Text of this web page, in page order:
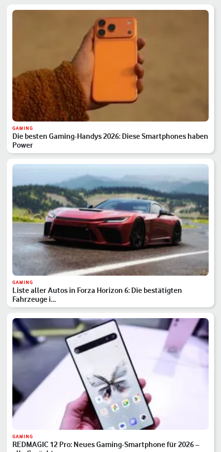
GAMING
Die besten Gaming-Handys 2026: Diese Smartphones haben
Power
GAMING
Liste aller Autos in Forza Horizon 6: Die bestätigten
Fahrzeuge i…
GAMING
REDMAGIC 12 Pro: Neues Gaming-Smartphone für 2026 –